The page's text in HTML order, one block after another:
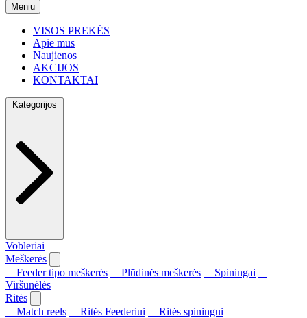
Meniu
VISOS PREKĖS
Apie mus
Naujienos
AKCIJOS
KONTAKTAI
Kategorijos
Vobleriai
Meškerės
Feeder tipo meškerės
Plūdinės meškerės
Spiningai
Viršūnėlės
Ritės
Match reels
Ritės Feederiui
Ritės spiningui